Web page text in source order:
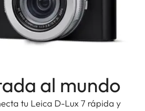
al mundo
tu Leica D-Lux 7 rápida y